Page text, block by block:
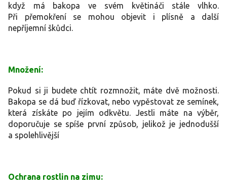
když má bakopa ve svém květináči stále vlhko.
Při přemokření se mohou objevit i plísně a další
nepříjemní škůdci.
Množení:
Pokud si ji budete chtít rozmnožit, máte dvě možnosti.
Bakopa se dá buď řízkovat, nebo vypěstovat ze semínek,
která získáte po jejím odkvětu. Jestli máte na výběr,
doporučuje se spíše první způsob, jelikož je jednodušší
a spolehlivější
Ochrana rostlin na zimu: